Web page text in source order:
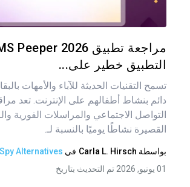
التطبيق خطير على...
تسمح التقنيات الحديثة للآباء والأمهات
دائم بنشاط أطفالهم على الإنترنت. تعد
التواصل الاجتماعي والمراسلات الفورية
القصيرة نشاطًا يوميًا بالنسبة لـ.
بواسطة Carla L. Hirsch في Alternatives
01 يونيو, 2026 تم التحديث بتاريخ